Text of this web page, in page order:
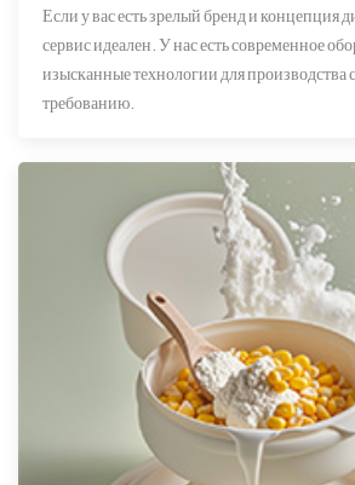
Если у вас есть зрелый бренд и концепция
сервис идеален. У нас есть современное
изысканные технологии для производства
требованию.